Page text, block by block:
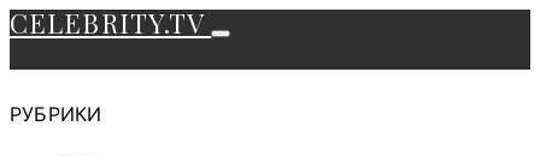
CELEBRITY.TV
РУБРИКИ